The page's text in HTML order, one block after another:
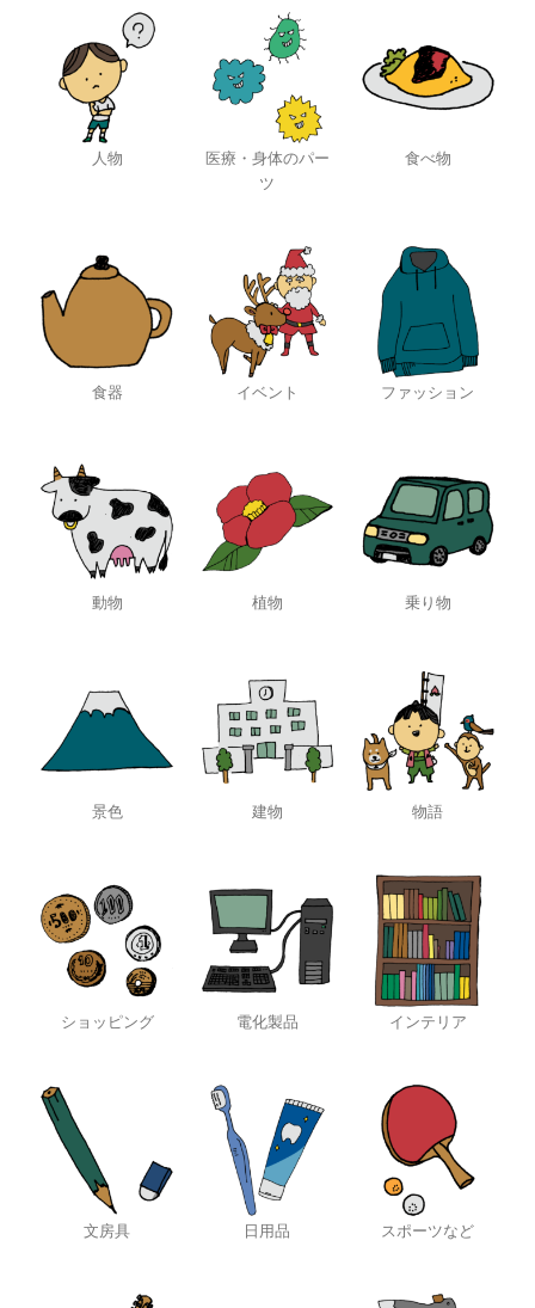
人物
医療・身体のパー
ツ
食べ物
食器 イベント ファッション
動物 植物 乗り物
景色 建物 物語
ショッピング 電化製品 インテリア
文房具 日用品 スポーツなど